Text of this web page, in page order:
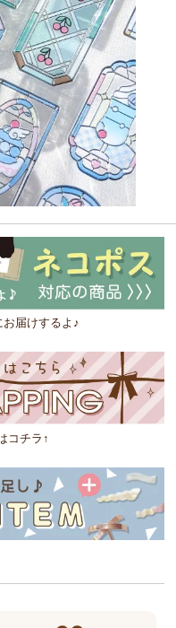
届けするよ♪
コチラ↑